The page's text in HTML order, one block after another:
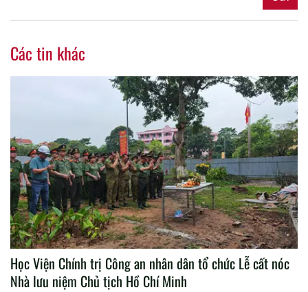
Các tin khác
Học Viện Chính trị Công an nhân dân tổ chức Lễ cất nóc
Nhà lưu niệm Chủ tịch Hồ Chí Minh